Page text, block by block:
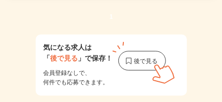
1
気になる求人は
「後で見る 」で保存！
会員登録なしで、
何件でも応募できます。